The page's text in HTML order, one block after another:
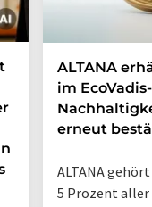
ALTANA
im
erneut
ALTANA
5 Prozent